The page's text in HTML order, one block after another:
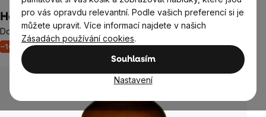
pro vás opravdu relevantní. Podle vašich preferencí si je
můžete upravit. Více informací najdete v našich
Zásadách používání cookies.
Souhlasím
Nastavení
HealthForce Vitamineral Green™, 150 g
Doplněk stravy
–10 % AkceVýprodej
hodnocení
produktu
0,0
z
Neohodnoceno